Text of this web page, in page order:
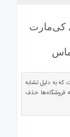
کی‌مارت
به دلیل تشابه
فروشگاه‌ها حذف